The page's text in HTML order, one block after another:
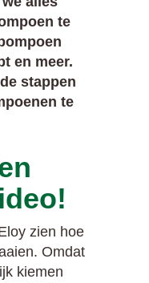
te
en meer.
stappen
te
zien hoe
Omdat
kiemen